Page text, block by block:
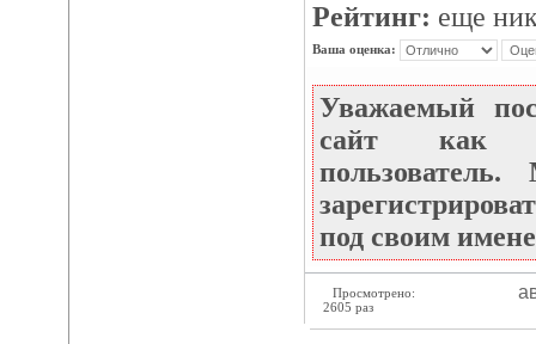
Рейтинг: еще
Ваша оценка:
Уважаемый
сайт как
под своим
Просмотрено:
2605 раз